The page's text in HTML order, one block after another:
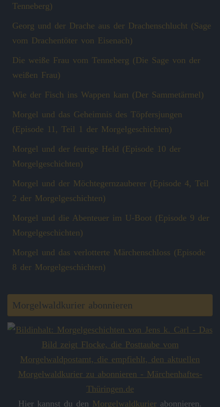
Tenneberg)
Georg und der Drache aus der Drachenschlucht (Sage
vom Drachentöter von Eisenach)
Die weiße Frau vom Tenneberg (Die Sage von der
weißen Frau)
Wie der Fisch ins Wappen kam (Der Sammetärmel)
Morgel und das Geheimnis des Töpfersjungen
(Episode 11, Teil 1 der Morgelgeschichten)
Morgel und der feurige Held (Episode 10 der
Morgelgeschichten)
Morgel und der Möchtegernzauberer (Episode 4, Teil
2 der Morgelgeschichten)
Morgel und die Abenteuer im U-Boot (Episode 9 der
Morgelgeschichten)
Morgel und das verlotterte Märchenschloss (Episode
8 der Morgelgeschichten)
Morgelwaldkurier abonnieren
Hier kannst du den Morgelwaldkurier abonnieren.